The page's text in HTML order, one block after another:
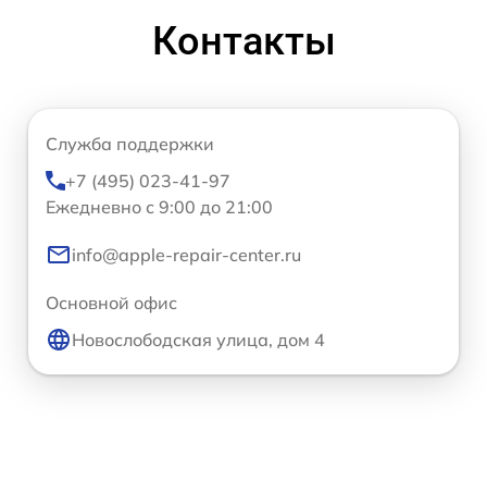
Контакты
Служба поддержки
+7 (495) 023-41-97
Ежедневно с 9:00 до 21:00
info@apple-repair-center.ru
Основной офис
Новослободская улица, дом 4